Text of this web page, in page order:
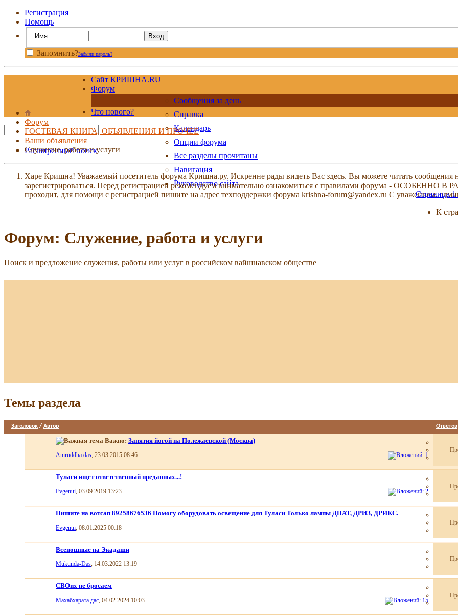
Регистрация
Помощь
Запомнить?Забыли пароль?
Сайт КРИШНА.RU
Форум
Сообщения за день
Справка
Календарь
Опции форума
Все разделы прочитаны
Навигация
Руководство сайта
Что нового?
Расширенный поиск
Форум
ГОСТЕВАЯ КНИГА, ОБЪЯВЛЕНИЯ И ПРОЧЕЕ
Ваши объявления
Служение, работа и услуги
Харе Кришна! Уважаемый посетитель форума Кришна.ру. Искренне рады видеть Вас здесь. Вы можете читать сообщения
зарегистрироваться. Перед регистрацией рекомендуем внимательно ознакомиться с правилами форума -
проходит, для помощи с регистрацией пишите на адрес техподдержки форума krishna-forum@yandex.ru С уважением,
Страница 1
К
Форум: Служение, работа и услуги
Поиск и предложение служения, работы или услуг в российском вайшнавском обществе
Темы раздела
Заголовок / Автор Ответов
Важно: Занятия йогой на Полежаевской (Москва)
Aniruddha das, 23.03.2015 08:46
Туласи ищет ответственный преданных...!
Evgenui, 03.09.2019 13:23
Пишите на вотсап 89258676536 Помогу оборудовать освещение для Туласи Только лампы ДНАТ, ДРИЗ, ДРИКС.
Evgenui, 08.01.2025 00:18
Всеношные на Экадаши
Mukunda-Das, 14.03.2022 13:19
СВОих не бросаем
Махабхарата дас, 04.02.2024 10:03